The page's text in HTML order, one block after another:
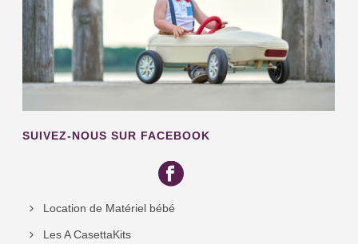
SUIVEZ-NOUS SUR FACEBOOK
Location de Matériel bébé
Les A CasettaKits